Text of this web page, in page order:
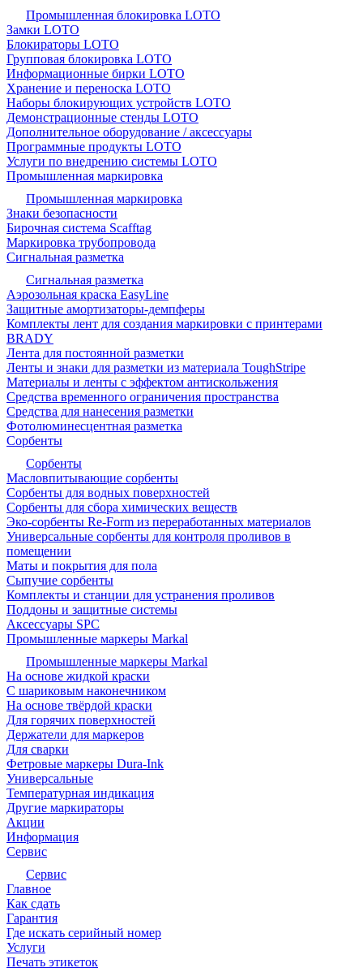
Промышленная блокировка LOTO
Замки LOTO
Блокираторы LOTO
Групповая блокировка LOTO
Информационные бирки LOTO
Хранение и переноска LOTO
Наборы блокирующих устройств LOTO
Демонстрационные стенды LOTO
Дополнительное оборудование / аксессуары
Программные продукты LOTO
Услуги по внедрению системы LOTO
Промышленная маркировка
Промышленная маркировка
Знаки безопасности
Бирочная система Scafftag
Маркировка трубопровода
Сигнальная разметка
Сигнальная разметка
Аэрозольная краска EasyLine
Защитные амортизаторы-демпферы
Комплекты лент для создания маркировки с принтерами
BRADY
Лента для постоянной разметки
Ленты и знаки для разметки из материала ToughStripe
Материалы и ленты с эффектом антискольжения
Средства временного ограничения пространства
Средства для нанесения разметки
Фотолюминесцентная разметка
Сорбенты
Сорбенты
Масловпитывающие сорбенты
Сорбенты для водных поверхностей
Сорбенты для сбора химических веществ
Эко-сорбенты Re-Form из переработанных материалов
Универсальные сорбенты для контроля проливов в
помещении
Маты и покрытия для пола
Сыпучие сорбенты
Комплекты и станции для устранения проливов
Поддоны и защитные системы
Аксессуары SPC
Промышленные маркеры Markal
Промышленные маркеры Markal
На основе жидкой краски
С шариковым наконечником
На основе твёрдой краски
Для горячих поверхностей
Держатели для маркеров
Для сварки
Фетровые маркеры Dura-Ink
Универсальные
Температурная индикация
Другие маркираторы
Акции
Информация
Сервис
Сервис
Главное
Как сдать
Гарантия
Где искать серийный номер
Услуги
Печать этикеток